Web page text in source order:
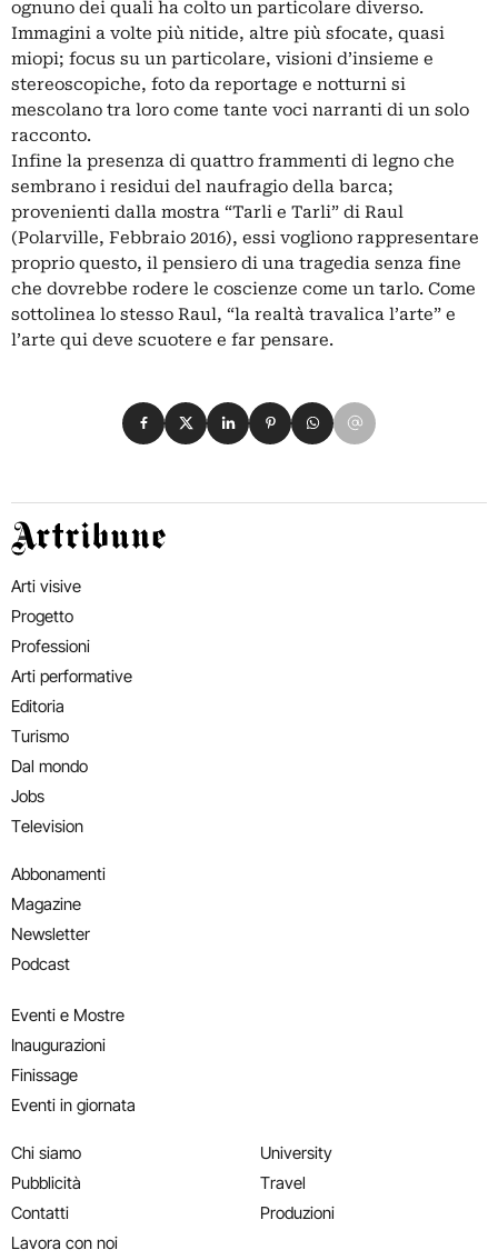
ognuno dei quali ha colto un particolare diverso.
Immagini a volte più nitide, altre più sfocate, quasi
miopi; focus su un particolare, visioni d’insieme e
stereoscopiche, foto da reportage e notturni si
mescolano tra loro come tante voci narranti di un solo
racconto.
Infine la presenza di quattro frammenti di legno che
sembrano i residui del naufragio della barca;
provenienti dalla mostra “Tarli e Tarli” di Raul
(Polarville, Febbraio 2016), essi vogliono rappresentare
proprio questo, il pensiero di una tragedia senza fine
che dovrebbe rodere le coscienze come un tarlo. Come
sottolinea lo stesso Raul, “la realtà travalica l’arte” e
l’arte qui deve scuotere e far pensare.
Condividi su Facebook
Condividi su X
Condividi su LinkedIn
Condividi su Pinterest
Condividi su WhatsApp
Condividi su Email
Artribune
Arti visive
Progetto
Professioni
Arti performative
Editoria
Turismo
Dal mondo
Jobs
Television
Abbonamenti
Magazine
Newsletter
Podcast
Eventi e Mostre
Inaugurazioni
Finissage
Eventi in giornata
Chi siamo
Pubblicità
Contatti
Lavora con noi
University
Travel
Produzioni